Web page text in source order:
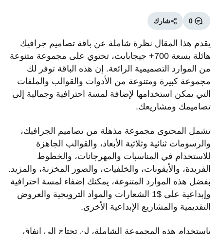
0 شارك
يقدم هذا المقال نظرة شاملة عن باقة تصاميم جرافيك
هائلة بسعة 700+ جيجابايت، تحتوي على مجموعة متنوعة
من الموارد التصميمية الرائعة. إن هذه الباقة توفر لك
مجموعة كبيرة ومتنوعة من الأدوات والقوالب والملفات
التي يمكن استخدامها لإضافة لمسة احترافية وجمالية إلى
تصاميمك ومشاريعك.
تشمل المحتوى مجموعة مذهلة من تصاميم الجرافيك،
والرسومات ثنائية وثلاثية الأبعاد، والقوالب الجاهزة
للاستخدام في المناسبات والمهرجانات، والخطوط
الفريدة، والأيقونات، والخلفيات، والصور المخزنة، والمزيد.
بفضل هذه الموارد المتنوعة، يمكنك إضفاء لمسة احترافية
وإبداعية على $1 الشعارات والمواد الترويجية والعروض
التقديمية والمشاريع الإبداعية الأخرى.
باستخدام هذه المجموعة الشاملة، لن تحتاج إلى إنفاق